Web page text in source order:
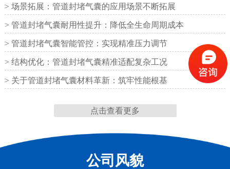
铁路盆式支座 公路盆式橡胶支座
效运
> 场景拓展：管道封堵气囊的应用场景不断拓展
> 管道封堵气囊耐用性提升：降低全生命周期成本
> 管道封堵气囊智能管控：实现精准压力调节
> 结构优化：管道封堵气囊精准适配复杂工况
> 关于管道封堵气囊材料革新：筑牢性能根基
点击查看更多
公司风貌